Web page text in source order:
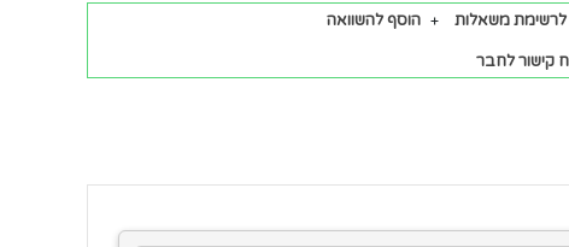
לרשימת משאלות הוסף להשוואה
קישור לחבר